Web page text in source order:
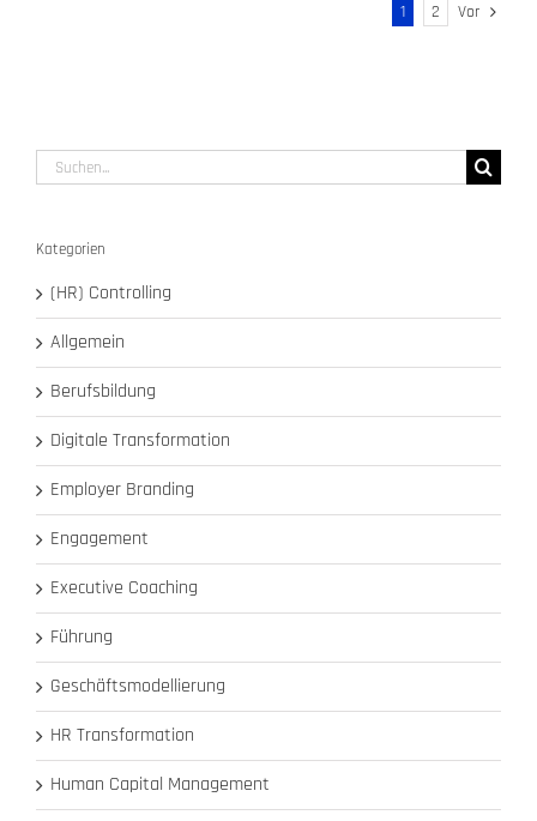
1 2 Vor
Suche
nach:
Kategorien
(HR) Controlling
Allgemein
Berufsbildung
Digitale Transformation
Employer Branding
Engagement
Executive Coaching
Führung
Geschäftsmodellierung
HR Transformation
Human Capital Management